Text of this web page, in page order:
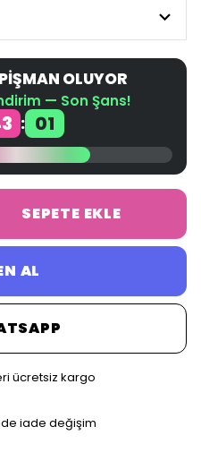
OLUYOR
— Son Şans!
: 01
SEPETE EKLE
AL
ücretsiz kargo
iade değişim